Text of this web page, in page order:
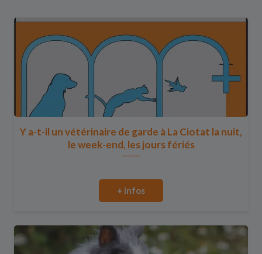
Y a-t-il un vétérinaire de garde à La Ciotat la nuit,
le week-end, les jours fériés
+ infos